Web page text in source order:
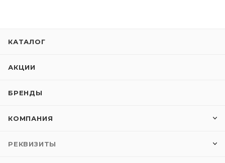
КАТАЛОГ
АКЦИИ
БРЕНДЫ
КОМПАНИЯ
РЕКВИЗИТЫ